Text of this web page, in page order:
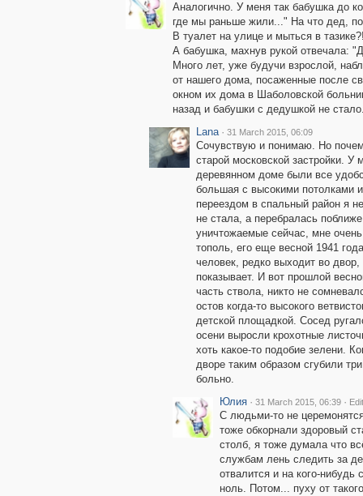
Аналогично. У меня так бабушка до
где мы раньше жили..." На что дед,
В туалет на улице и мыться в
А бабушка, махнув рукой отвечала:
Много лет, уже будучи взрослой,
от нашего дома, посаженные после
окном их дома в Шаболовской
назад и бабушки с дедушкой не
Lana · 31 March 2015, 06:09
Сочувствую и понимаю. Но
старой московской застройки.
деревянном доме были все
большая с высокими потолками
переездом в спальный район я
не стала, а перебралась
уничтожаемые сейчас, мне
тополь, его еще весной 1941
человек, редко выходит во двор,
показывает. И вот прошлой
часть ствола, никто не
остов когда-то высокого
детской площадкой. Сосед
осени выросли крохотные
хоть какое-то подобие зелени.
дворе таким образом сгубили
больно.
Юлия · 31 March 2015, 06:39 ·
С людьми-то не
тоже обкорнали здоровый
столб, я тоже думала что
службам лень следить за
отвалится и на кого-нибудь
ноль. Потом... пуху от